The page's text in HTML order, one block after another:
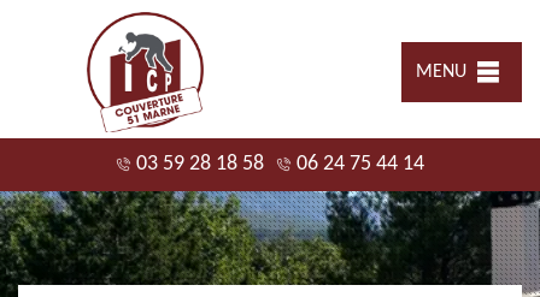
MENU
03 59 28 18 58 06 24 75 44 14